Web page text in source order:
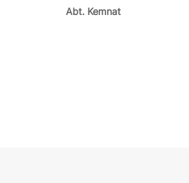
Abt. Kemnat